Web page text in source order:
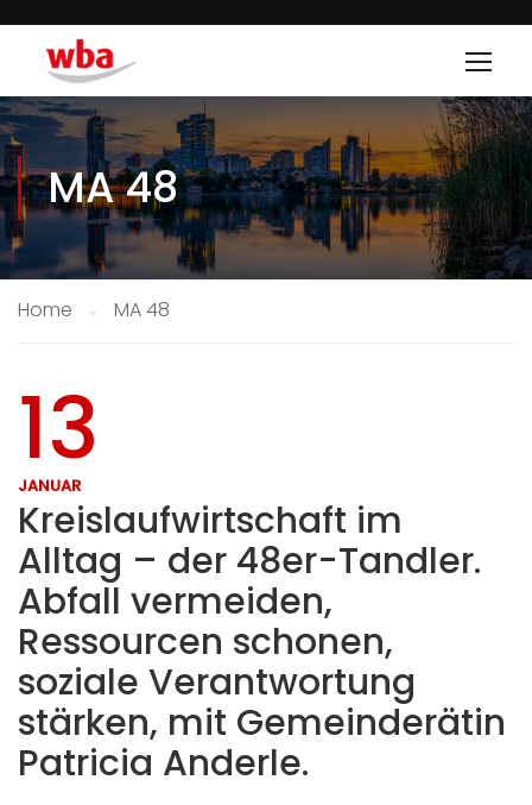
MA 48
Home MA 48
13
JANUAR
Kreislaufwirtschaft im
Alltag – der 48er-Tandler.
Abfall vermeiden,
Ressourcen schonen,
soziale Verantwortung
stärken, mit Gemeinderätin
Patricia Anderle.